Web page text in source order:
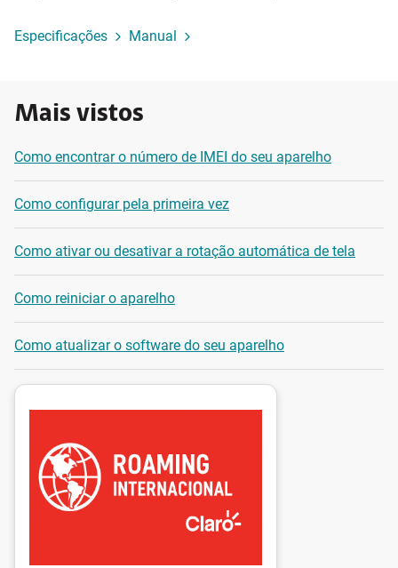
Especificações Manual
Mais vistos
Como encontrar o número de IMEI do seu aparelho
Como configurar pela primeira vez
Como ativar ou desativar a rotação automática de tela
Como reiniciar o aparelho
Como atualizar o software do seu aparelho